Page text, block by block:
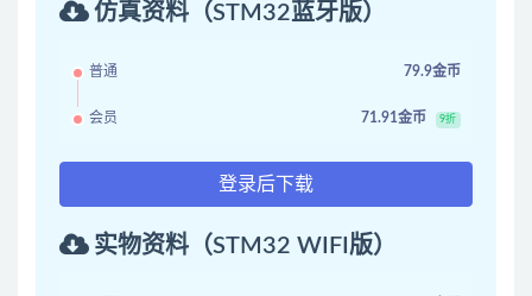
仿真资料（STM32蓝牙版）
普通 79.9金币
会员 71.91金币 9折
登录后下载
实物资料（STM32 WIFI版）